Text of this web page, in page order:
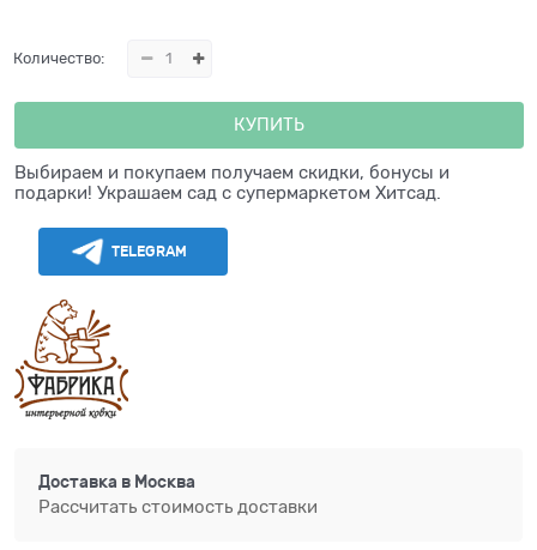
Количество:
КУПИТЬ
Выбираем и покупаем получаем скидки, бонусы и
подарки! Украшаем сад с супермаркетом Хитсад.
TELEGRAM
Доставка в Москва
Рассчитать стоимость доставки